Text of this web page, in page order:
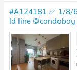
#A124181 ✅ 1/8/
ld line @condoboy